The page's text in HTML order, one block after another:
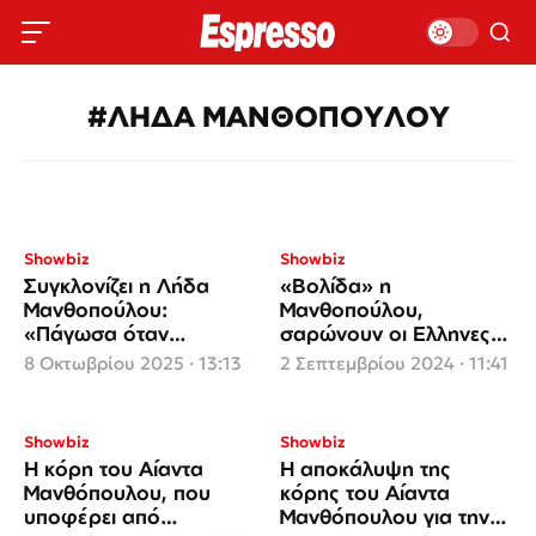
#ΛΗΔΑ ΜΑΝΘΟΠΟΥΛΟΥ
Showbiz
Συγκλονίζει η Λήδα
Μανθοπούλου:
«Πάγωσα όταν
διαγνώστηκα με
σκλήρυνση κατά
8 Οκτωβρίου 2025 · 13:13
Showbiz
«Βολίδα» η
Μανθοπούλου,
σαρώνουν οι Ελληνες
στους
Παραολυμπιακούς
2 Σεπτεμβρίου 2024 · 11:41
Showbiz
Η κόρη του Αίαντα
Μανθόπουλου, που
υποφέρει από
Showbiz
Η αποκάλυψη της
κόρης του Αίαντα
Μανθόπουλου για την